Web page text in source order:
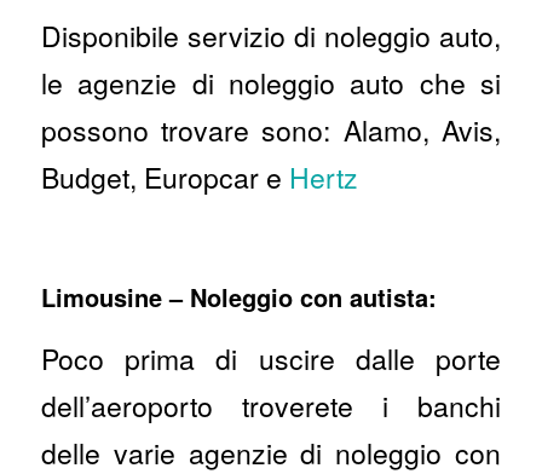
Disponibile servizio di noleggio auto,
le agenzie di noleggio auto che si
possono trovare sono: Alamo, Avis,
Budget, Europcar e Hertz
Limousine – Noleggio con autista:
Poco prima di uscire dalle porte
dell’aeroporto troverete i banchi
delle varie agenzie di noleggio con